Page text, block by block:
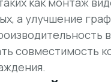
а улучшение
совместимость